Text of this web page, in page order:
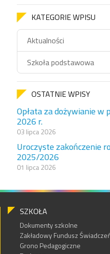
KATEGORIE WPISU
Aktualności
Szkoła podstawowa
OSTATNIE WPISY
Opłata za dożywianie w
2026 r.
03 lipca 2026
Uroczyste zakończenie
2025/2026
01 lipca 2026
SZKOŁA
Dokumenty szkolne
Zakładowy Fundusz
Grono Pedagogiczne